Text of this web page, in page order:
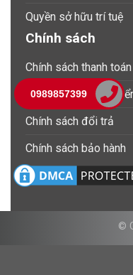
Quyền sở hữu trí tuệ
Chính sách
Chính sách thanh toán
Chính sách vận
Chính sách đổi trả
Chính sách bảo hành
©
0989857399